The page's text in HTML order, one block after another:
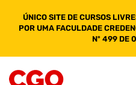
ÚNICO SITE DE CURSOS
POR UMA FACULDADE
Nº 499 DE